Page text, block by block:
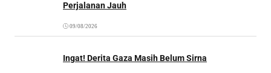
Perjalanan Jauh
09/08/2026
Ingat! Derita Gaza Masih Belum Sirna